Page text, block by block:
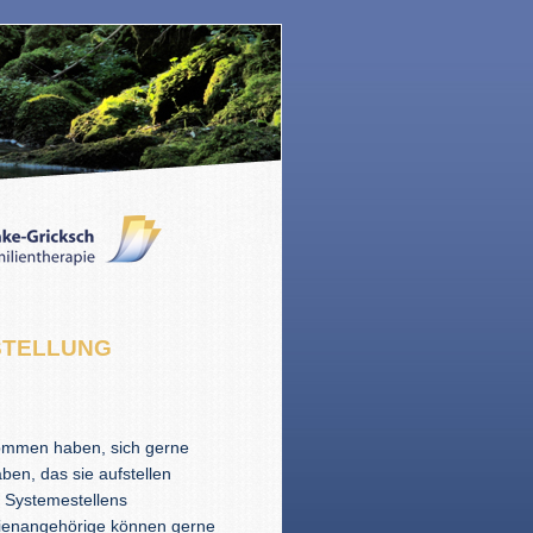
haben, sich gerne
das sie aufstellen
können gerne